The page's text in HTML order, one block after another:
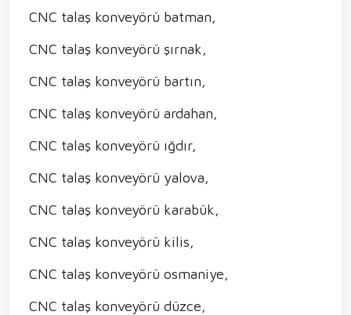
CNC talaş konveyörü batman,
CNC talaş konveyörü şırnak,
CNC talaş konveyörü bartın,
CNC talaş konveyörü ardahan,
CNC talaş konveyörü ığdır,
CNC talaş konveyörü yalova,
CNC talaş konveyörü karabük,
CNC talaş konveyörü kilis,
CNC talaş konveyörü osmaniye,
CNC talaş konveyörü düzce,